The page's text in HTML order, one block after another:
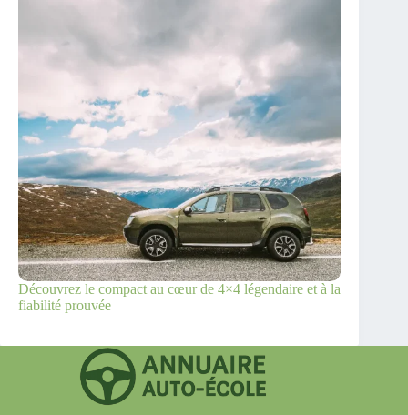
Découvrez le compact au cœur de 4×4 légendaire et à la
fiabilité prouvée